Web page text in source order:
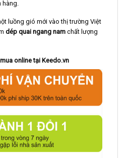
luồng gió mới vào thị trường Việt
dép quai ngang namchất lượng
online tại Keedo.vn